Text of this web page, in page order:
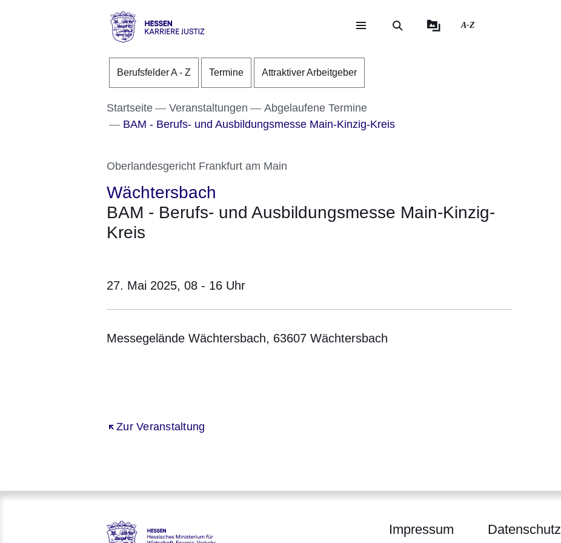
Direkt zum Kopf der Seite
Direkt zum Inhalt
Direkt zum Fuß der Seite
hessen.de
A-Z
Berufsfelder A - Z Termine Attraktiver Arbeitgeber
Startseite Veranstaltungen
Abgelaufene Termine
BAM - Berufs- und Ausbildungsmesse Main-Kinzig-Kreis
Oberlandesgericht Frankfurt am Main
Wächtersbach
BAM - Berufs- und Ausbildungsmesse Main-Kinzig-
Kreis
27. Mai 2025, 08 - 16 Uhr
Messegelände Wächtersbach, 63607 Wächtersbach
Zur Veranstaltung
Öffnet sich in einem neuen Fenster
Impressum Datenschutz